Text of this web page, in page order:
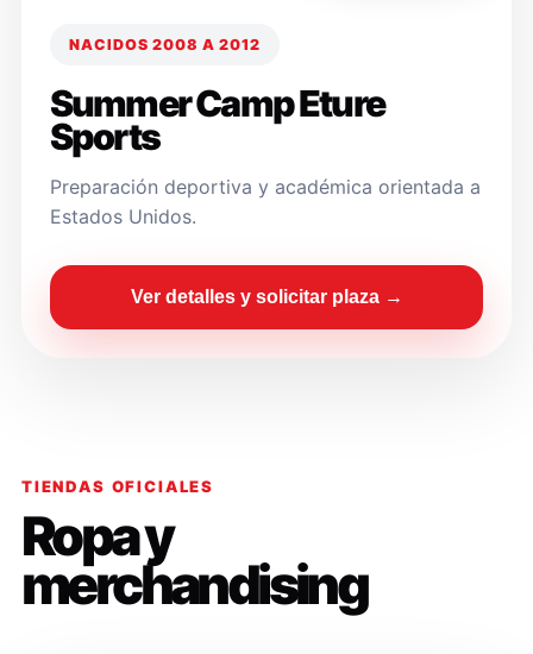
NACIDOS 2008 A 2012
Summer Camp Eture
Sports
Preparación deportiva y académica orientada a
Estados Unidos.
Ver detalles y solicitar plaza →
TIENDAS OFICIALES
Ropa y
merchandising